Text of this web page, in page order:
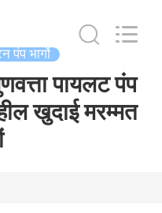
पंप भागों
पायलट पंप
खुदाई मरम्मत